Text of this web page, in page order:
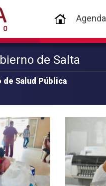
(current)
Agenda
de Salta
Salud Pública